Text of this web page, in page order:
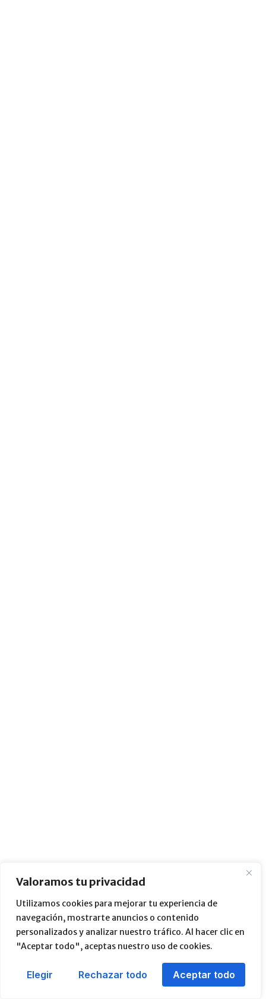
Valoramos tu privacidad
Utilizamos cookies para mejorar tu experiencia de
navegación, mostrarte anuncios o contenido
personalizados y analizar nuestro tráfico. Al hacer clic en
"Aceptar todo", aceptas nuestro uso de cookies.
Elegir Rechazar todo Aceptar todo